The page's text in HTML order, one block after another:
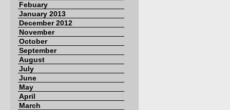
Febuary
January 2013
December 2012
November
October
September
August
July
June
May
April
March